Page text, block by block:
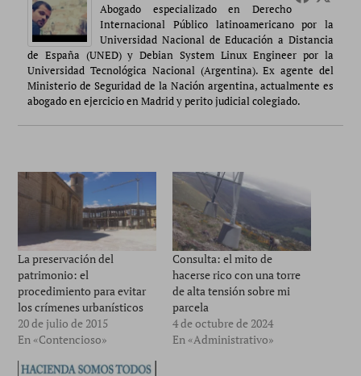
Abogado especializado en Derecho
Internacional Público latinoamericano por la
Universidad Nacional de Educación a Distancia
de España (UNED) y Debian System Linux Engineer por la
Universidad Tecnológica Nacional (Argentina). Ex agente del
Ministerio de Seguridad de la Nación argentina, actualmente es
abogado en ejercicio en Madrid y perito judicial colegiado.
La preservación del
patrimonio: el
procedimiento para evitar
los crímenes urbanísticos
20 de julio de 2015
En «Contencioso»
Consulta: el mito de
hacerse rico con una torre
de alta tensión sobre mi
parcela
4 de octubre de 2024
En «Administrativo»